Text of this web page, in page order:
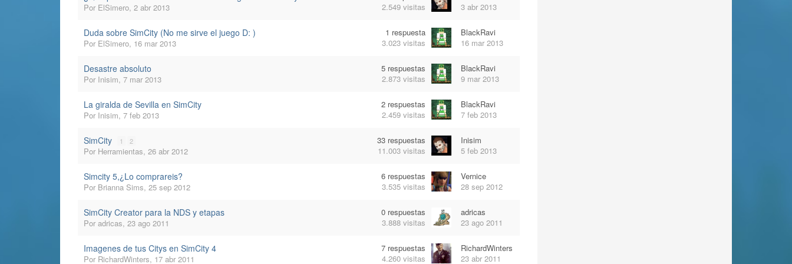
Por ElSimero, 2 abr 2013
2.549 visitas
3 abr 2013
Duda sobre SimCity (No me sirve el juego D: )
Por ElSimero, 16 mar 2013
1 respuesta
3.023 visitas
BlackRavi
16 mar 2013
Desastre absoluto
Por Inisim, 7 mar 2013
5 respuestas
2.873 visitas
BlackRavi
9 mar 2013
La giralda de Sevilla en SimCity
Por Inisim, 7 feb 2013
2 respuestas
2.459 visitas
BlackRavi
7 feb 2013
SimCity 1 2
Por Herramientas, 26 abr 2012
33 respuestas
11.003 visitas
Inisim
5 feb 2013
Simcity 5,¿Lo comprareis?
Por Brianna Sims, 25 sep 2012
6 respuestas
3.535 visitas
Vernice
28 sep 2012
SimCity Creator para la NDS y etapas
Por adricas, 23 ago 2011
0 respuestas
3.888 visitas
adricas
23 ago 2011
Imagenes de tus Citys en SimCity 4
Por RichardWinters, 17 abr 2011
7 respuestas
4.260 visitas
RichardWinters
23 abr 2011